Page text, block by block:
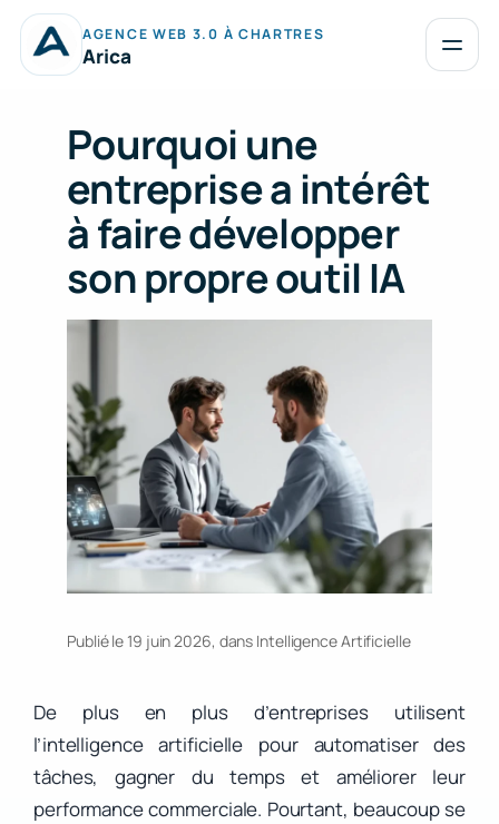
Aller
contenu
AGENCE WEB 3.0 À CHARTRES
Arica
Ouvrir
Pourquoi une
entreprise a intérêt
à faire développer
son propre outil IA
Publié le 19 juin 2026, dans Intelligence Artificielle
De plus en plus d’entreprises utilisent
l’intelligence artificielle pour automatiser des
tâches, gagner du temps et améliorer leur
performance commerciale. Pourtant, beaucoup se